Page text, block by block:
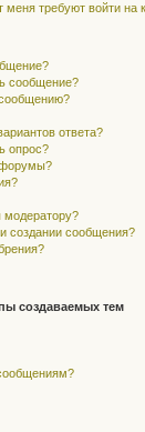
меня требуют войти на
сообщение?
ответа?
опрос?
модератору?
создании сообщения?
создаваемых тем